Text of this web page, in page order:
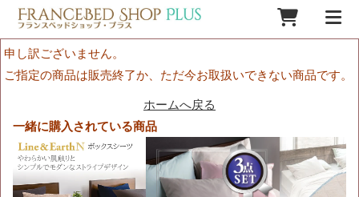
申し訳ございません。
ご指定の商品は販売終了か、ただ今お取扱いできない商品です。
ホームへ戻る
一緒に購入されている商品